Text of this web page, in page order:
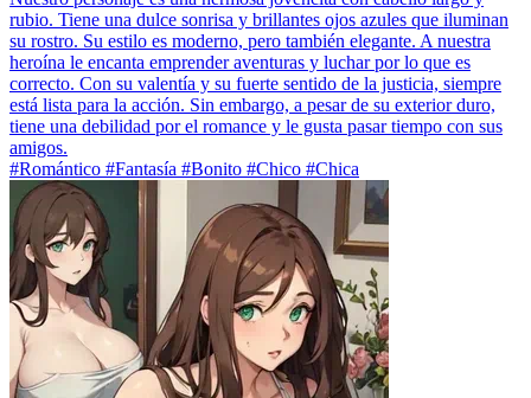
rubio. Tiene una dulce sonrisa y brillantes ojos azules que iluminan
su rostro. Su estilo es moderno, pero también elegante. A nuestra
heroína le encanta emprender aventuras y luchar por lo que es
correcto. Con su valentía y su fuerte sentido de la justicia, siempre
está lista para la acción. Sin embargo, a pesar de su exterior duro,
tiene una debilidad por el romance y le gusta pasar tiempo con sus
amigos.
#Romántico #Fantasía #Bonito #Chico #Chica